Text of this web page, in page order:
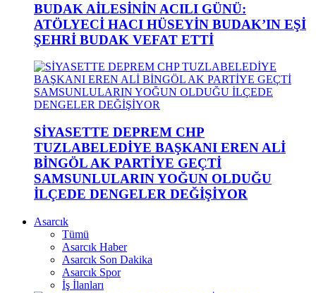
BUDAK AİLESİNİN ACILI GÜNÜ:
ATÖLYECİ HACI HÜSEYİN BUDAK’IN EŞİ
ŞEHRİ BUDAK VEFAT ETTİ
SİYASETTE DEPREM CHP
TUZLABELEDİYE BAŞKANI EREN ALİ
BİNGÖL AK PARTİYE GEÇTİ
SAMSUNLULARIN YOĞUN OLDUĞU
İLÇEDE DENGELER DEĞİŞİYOR
Asarcık
Tümü
Asarcık Haber
Asarcık Son Dakika
Asarcık Spor
İş İlanları